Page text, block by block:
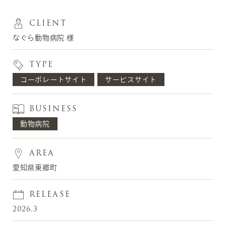
CLIENT
なぐら動物病院 様
TYPE
コーポレートサイト サービスサイト
BUSINESS
動物病院
AREA
愛知県東郷町
RELEASE
2026.3